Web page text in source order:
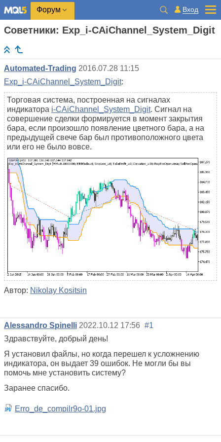
Форум Вход
Советники: Exp_i-CAiChannel_System_Digit
Automated-Trading 2016.07.28 11:15
Exp_i-CAiChannel_System_Digit:
Торговая система, построенная на сигналах
индикатора i-CAiChannel_System_Digit. Сигнал на
совершение сделки формируется в момент закрытия
бара, если произошло появление цветного бара, а на
предыдущей свече бар был противоположного цвета
или его не было вовсе.
Автор: Nikolay Kositsin
Alessandro Spinelli 2022.10.12 17:56 #1
Здравствуйте, добрый день!
Я установил файлы, но когда перешел к усложнению
индикатора, он выдает 39 ошибок. Не могли бы вы
помочь мне установить систему?
Заранее спасибо.
Erro_de_compilr9o-01.jpg